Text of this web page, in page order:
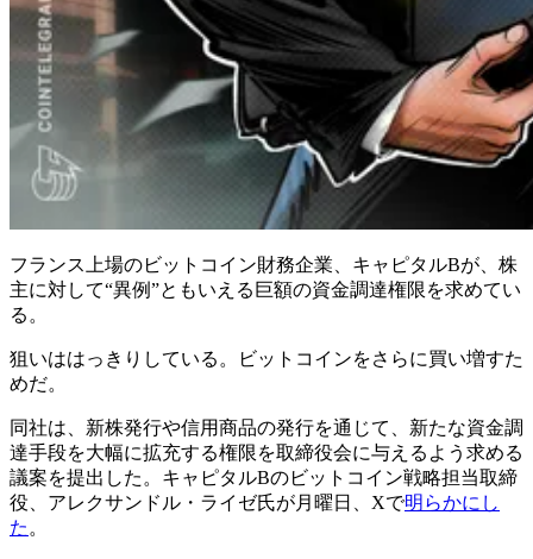
フランス上場のビットコイン財務企業、キャピタルBが、株
主に対して“異例”ともいえる巨額の資金調達権限を求めてい
る。
狙いははっきりしている。ビットコインをさらに買い増すた
めだ。
同社は、新株発行や信用商品の発行を通じて、新たな資金調
達手段を大幅に拡充する権限を取締役会に与えるよう求める
議案を提出した。キャピタルBのビットコイン戦略担当取締
役、アレクサンドル・ライゼ氏が月曜日、Xで明らかにし
た 。